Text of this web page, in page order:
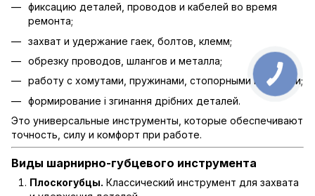
фиксацию деталей, проводов и кабелей во время
ремонта;
захват и удержание гаек, болтов, клемм;
обрезку проводов, шлангов и металла;
работу с хомутами, пружинами, стопорными кольцами;
формирование і згинання дрібних деталей.
Это универсальные инструменты, которые обеспечивают
точность, силу и комфорт при работе.
Виды шарнирно-губцевого инструмента
Плоскогубцы. Классический инструмент для захвата